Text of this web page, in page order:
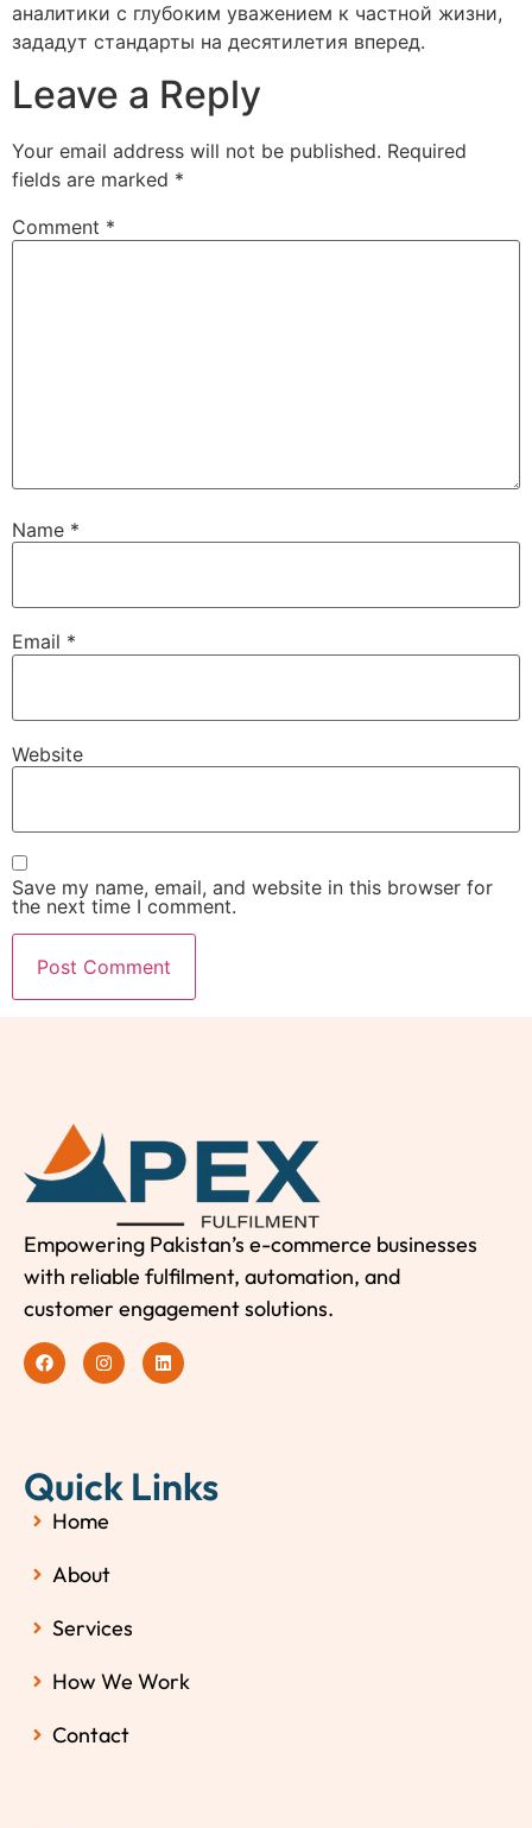
аналитики с глубоким уважением к частной жизни,
зададут стандарты на десятилетия вперед.
Leave a Reply
Your email address will not be published. Required
fields are marked *
Comment *
Name *
Email *
Website
Save my name, email, and website in this browser for
the next time I comment.
Empowering Pakistan’s e-commerce businesses
with reliable fulfilment, automation, and
customer engagement solutions.
Quick Links
Home
About
Services
How We Work
Contact